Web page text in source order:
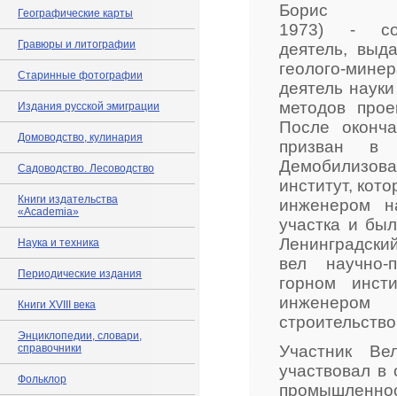
Географические карты
Гравюры и литографии
Старинные фотографии
Издания русской эмиграции
Домоводство, кулинария
Садоводство. Лесоводство
Книги издательства
«Academia»
Наука и техника
Периодические издания
Книги XVIII века
Энциклопедии, словари,
справочники
Фольклор
Борис
1973) -
деятель,
геолого-
деятель
методов
После
призван в
институт,
инженером
участка и
вел научно-
горном
инженером
Участник
участвовал в